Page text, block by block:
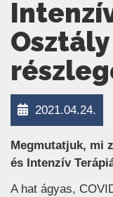
Osztály
2021.04.24.
Megmutatjuk, mi
és Intenzív
A hat ágyas,